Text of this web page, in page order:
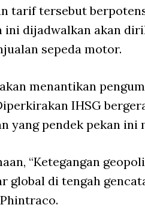
tarif tersebut
ini dijadwalkan akan
sepeda motor.
menantikan
IHSG
yang pendek pekan ini
“Ketegangan
global di tengah